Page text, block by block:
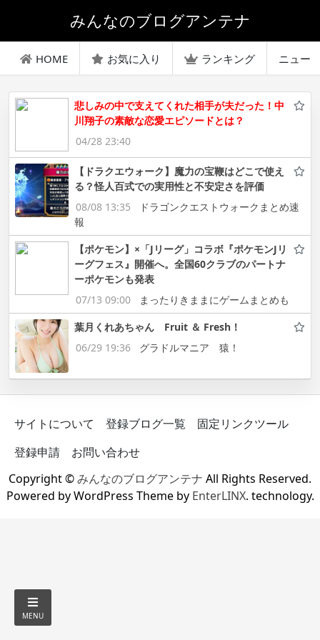
みんなのブログアンテナ
HOME お気に入り ランキング ニュー
悲しみの中で支えてくれた相手が夫だった！中
川翔子の素敵な恋愛エピソードとは？
04/28 23:40
【ドラクエウォーク】魔力の宝鞭はどこで使え
る？怪人百式での実用性と不安定さを評価
08/08 13:35
ドラゴンクエストウォークまとめ速
報
【ポケモン】×「Jリーグ」コラボ『ポケモンJリ
ーグフェス』開催へ。全国60クラブのパートナ
ーポケモンも発表
07/13 09:00
まったりきままにゲームまとめも
葉月くれあちゃん Fruit ＆ Fresh！
06/29 19:36
グラドルマニア 猿！
サイトについて 登録ブログ一覧
固定リンクツール
登録申請
お問い合わせ
Copyright ©みんなのブログアンテナ All Rights Reserved.
Powered by WordPress Theme by EnterLINX. technology.
MENU